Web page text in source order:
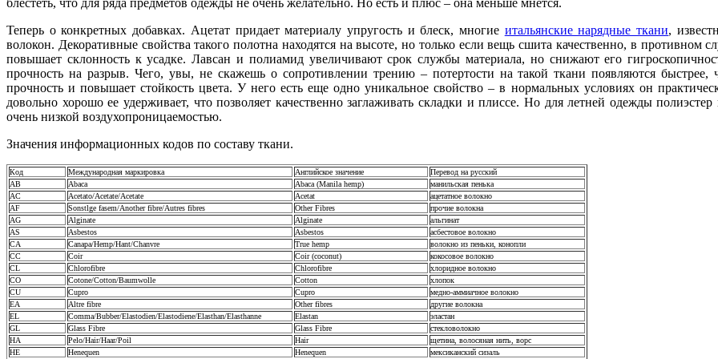
Теперь о конкретных добавках. Ацетат придает материалу упругость и блеск, многие итальянские нарядные ткани,
волокон. Декоративные свойства такого полотна находятся на высоте, но только если вещь сшита качественно, в противном
повышает склонность к усадке. Лавсан и полиамид увеличивают срок службы материала, но снижают его
прочность на разрыв. Чего, увы, не скажешь о сопротивлении трению – потертости на такой ткани появляются
прочность и повышает стойкость цвета. У него есть еще одно уникальное свойство – в нормальных условиях он
довольно хорошо ее удерживает, что позволяет качественно заглаживать складки и плиссе. Но для летней одежды
очень низкой воздухопроницаемостью.
Значения информационных кодов по составу ткани.
Код Международная маркировка Английское значение
Перевод на русский
AB
Abaca Abaca (Manila hemp)
манильская пенька
AC
Acetato/Acetate/Acetate Acetat
ацетатное волокно
AF
Sonstlge fasem/Another fibre/Autres fibres Other Fibres
прочие волокна
AG
Alginate Alginate
альгинат
AS
Asbestos Asbestos
асбестовое волокно
CA
Canapa/Hemp/Hant/Chanvre True hemp
волокно из пеньки, конопли
CC
Coir Coir (coconut)
кокосовое волокно
CL
Chlorofibre Chlorofibre
хлоридное волокно
CO
Cotone/Cotton/Baumwolle Cotton
хлопок
CU
Cupro Cupro
медно-аммиачное волокно
EA
Altre fibre Other fibres
другие волокна
EL
Comma/Bubber/Elastodien/Elastodiene/Elasthan/Elasthanne Elastan
эластан
GL
Glass Fibre Glass Fibre
стекловолокно
HA
Pelo/Hair/Haar/Poil Hair
щетина, волосяная нить, ворс
HE
Henequen Henequen мексиканский сизаль